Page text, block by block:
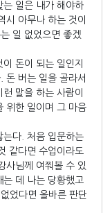
는 일은 내가 해야하
시 아무나 하는 것이
일 없었으면 좋겠
돈이 되는 일인지
돈 버는 일을 골라서
말을 하는 사람이
위한 일이며 그 마음
는다. 처음 입문하는
같다면 수업이라도
사님께 여쭤볼 수 있
는 데 나는 당황했고
었다면 올바른 판단